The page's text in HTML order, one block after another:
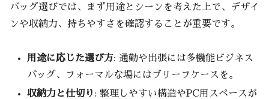
バッグ選びでは、まず用途とシーンを考えた上で、デザイ
ンや収納力、持ちやすさを確認することが重要です。
用途に応じた選び方: 通勤や出張には多機能ビジネス
バッグ、フォーマルな場にはブリーフケースを。
収納力と仕切り : 整理しやすい構造やPC用スペースが